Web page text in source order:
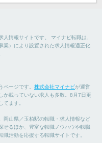
人情報サイトです。 マイナビ転職は、
業）により設置された求人情報適正化
ページです。 株式会社マイナビが運営
か載っていない求人も多数。8月7日更
てます。
岡山県／玉柏駅の転職・求人情報など
せるほか、豊富な転職ノウハウや転職
活動を応援する転職サイトです。